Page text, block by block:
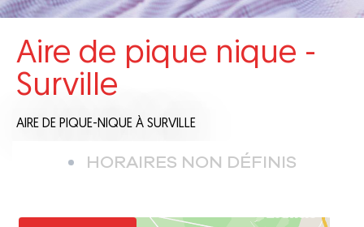
Aire de pique nique -
Surville
AIRE DE PIQUE-NIQUE À SURVILLE
HORAIRES NON DÉFINIS